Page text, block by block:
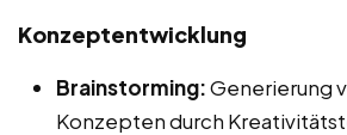
Konzeptentwicklung
Brainstorming:Generierung
Konzepten durch